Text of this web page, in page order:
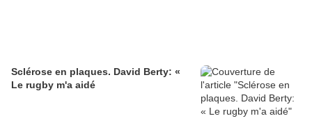
Sclérose en plaques. David Berty: «
Le rugby m'a aidé